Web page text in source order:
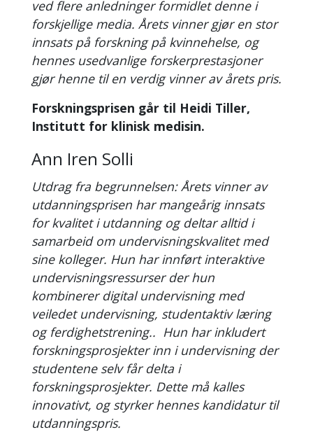
ved flere anledninger formidlet denne i
forskjellige media. Årets vinner gjør en stor
innsats på forskning på kvinnehelse, og
hennes usedvanlige forskerprestasjoner
gjør henne til en verdig vinner av årets pris.
Forskningsprisen går til Heidi Tiller,
Institutt for klinisk medisin.
Ann Iren Solli
Utdrag fra begrunnelsen: Årets vinner av
utdanningsprisen har mangeårig innsats
for kvalitet i utdanning og deltar alltid i
samarbeid om undervisningskvalitet med
sine kolleger. Hun har innført interaktive
undervisningsressurser der hun
kombinerer digital undervisning med
veiledet undervisning, studentaktiv læring
og ferdighetstrening.. Hun har inkludert
forskningsprosjekter inn i undervisning der
studentene selv får delta i
forskningsprosjekter. Dette må kalles
innovativt, og styrker hennes kandidatur til
utdanningspris.